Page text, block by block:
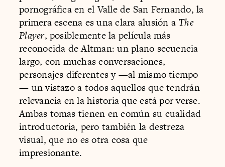
pornográfica en el Valle de San Fernando, la
primera escena es una clara alusión a The
Player, posiblemente la película más
reconocida de Altman: un plano secuencia
largo, con muchas conversaciones,
personajes diferentes y —al mismo tiempo
— un vistazo a todos aquellos que tendrán
relevancia en la historia que está por verse.
Ambas tomas tienen en común su cualidad
introductoria, pero también la destreza
visual, que no es otra cosa que
impresionante.